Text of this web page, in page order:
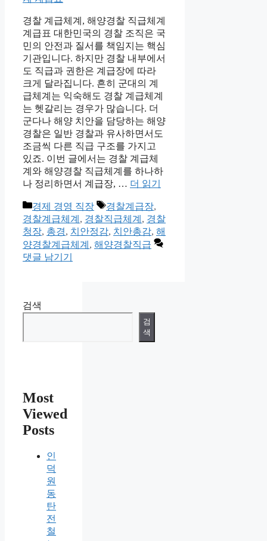
경찰 계급체계, 해양경찰 직급체계
계급표 대한민국의 경찰 조직은 국
민의 안전과 질서를 책임지는 핵심
기관입니다. 하지만 경찰 내부에서
도 직급과 권한은 계급장에 따라
크게 달라집니다. 흔히 군대의 계
급체계는 익숙해도 경찰 계급체계
는 헷갈리는 경우가 많습니다. 더
군다나 해양 치안을 담당하는 해양
경찰은 일반 경찰과 유사하면서도
조금씩 다른 직급 구조를 가지고
있죠. 이번 글에서는 경찰 계급체
계와 해양경찰 직급체계를 하나하
나 정리하면서 계급장, … 더 읽기
카
테
고
리
경제 경영 직장
태
그
경찰계급장,
경찰계급체계 , 경찰직급체계 , 경찰
청장, 총경, 치안정감, 치안총감, 해
양경찰계급체계 , 해양경찰직급
댓글 남기기
검색
검
색
Most
Viewed
Posts
인
덕
원
동
탄
전
철